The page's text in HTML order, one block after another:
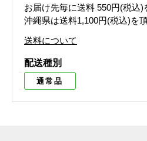
お届け先毎に送料 550円(税込)
沖縄県は送料1,100円(税込)を
送料について
配送種別
通常品